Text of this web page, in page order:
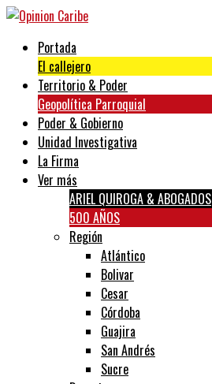
Portada
El callejero
Territorio & Poder
Geopolítica Parroquial
Poder & Gobierno
Unidad Investigativa
La Firma
Ver más
ARIEL QUIROGA & ABOGADOS
500 AÑOS
Región
Atlántico
Bolivar
Cesar
Córdoba
Guajira
San Andrés
Sucre